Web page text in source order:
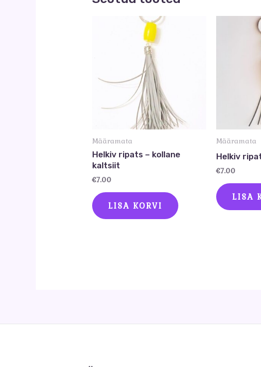
Määramata
Helkiv ripats – kollane
kaltsiit
€7.00
LISA KORVI
Määramata
Helkiv
€7.00
LISA